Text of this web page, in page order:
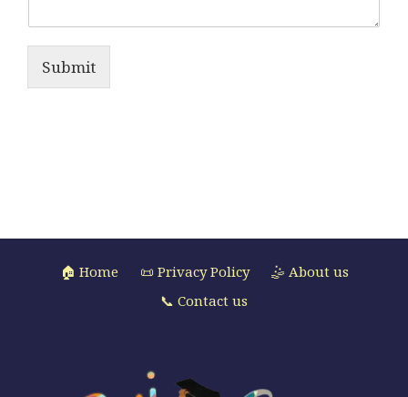
Submit
🏠 Home 📜 Privacy Policy
🤹 About us
📞 Contact us